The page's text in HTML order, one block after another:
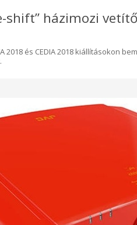
shift” házimozi
2018 és CEDIA 2018 kiállításokon